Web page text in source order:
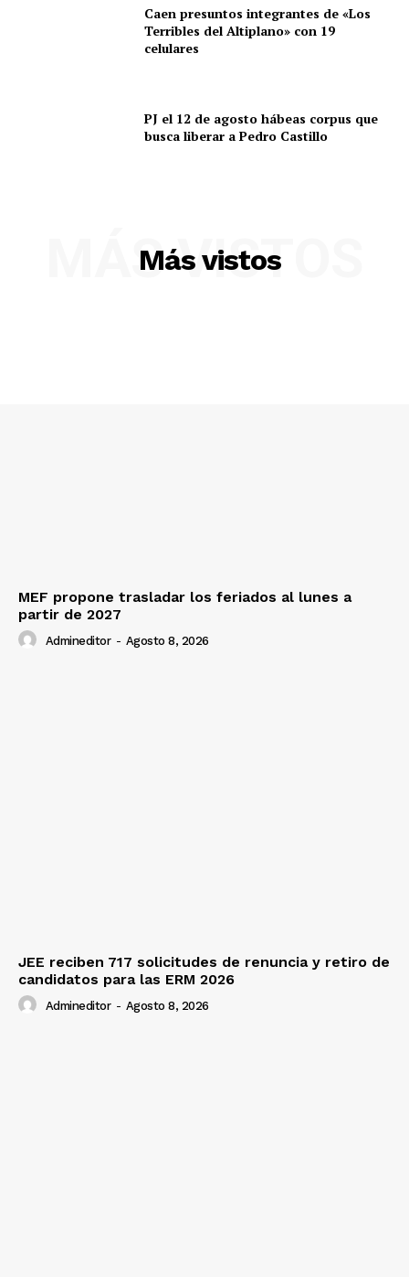
SUSCRIBETE
Caen presuntos integrantes de «Los
Terribles del Altiplano» con 19
celulares
PJ el 12 de agosto hábeas corpus que
busca liberar a Pedro Castillo
Más vistos
MÁS VISTOS
MEF propone trasladar los feriados al lunes a
partir de 2027
Admineditor - Agosto 8, 2026
JEE reciben 717 solicitudes de renuncia y retiro de
candidatos para las ERM 2026
Admineditor - Agosto 8, 2026